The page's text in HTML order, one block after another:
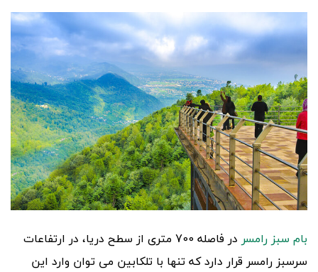
بام سبز رامسر
در فاصله 700 متری از سطح دریا، در ارتفاعات
سرسبز رامسر قرار دارد که تنها با تلکابین می توان وارد این